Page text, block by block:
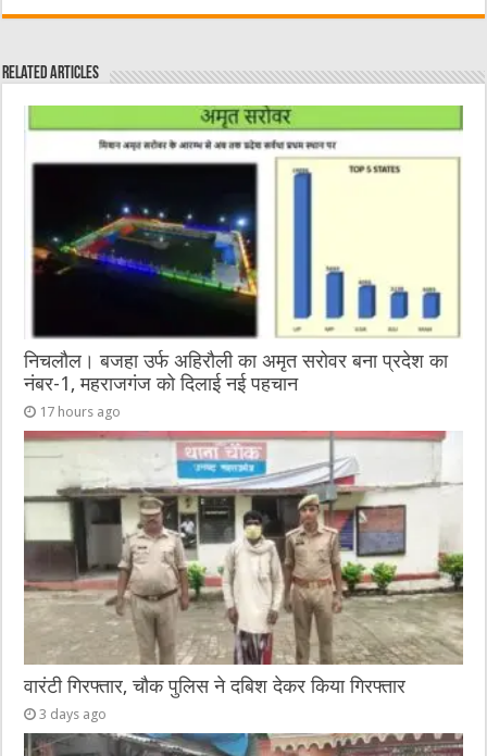
c
e
b
o
o
it
r
C
at
ai ss
n
g
er
at
A
p
p
Related Articles
निचलौल। बजहा उर्फ अहिरौली का अमृत सरोवर बना प्रदेश का
नंबर-1, महराजगंज को दिलाई नई पहचान
17 hours ago
वारंटी गिरफ्तार, चौक पुलिस ने दबिश देकर किया गिरफ्तार
3 days ago